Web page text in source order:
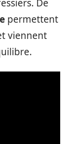
De
permettent
viennent